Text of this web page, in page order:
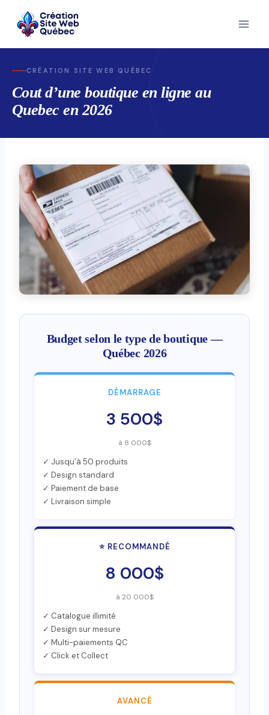
content
CRÉATION SITE WEB QUÉBEC
Cout d’une boutique en ligne au
Quebec en 2026
Budget selon le type de boutique —
Québec 2026
DÉMARRAGE
3 500$
à 8 000$
✓ Jusqu’à 50 produits
✓ Design standard
✓ Paiement de base
✓ Livraison simple
⭐ RECOMMANDÉ
8 000$
à 20 000$
✓ Catalogue illimité
✓ Design sur mesure
✓ Multi-paiements QC
✓ Click et Collect
AVANCÉ